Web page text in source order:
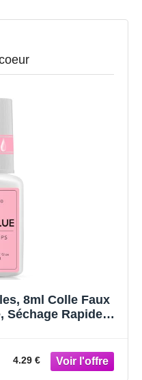
8ml Colle Faux
Séchage Rapide
durée
4.29 €